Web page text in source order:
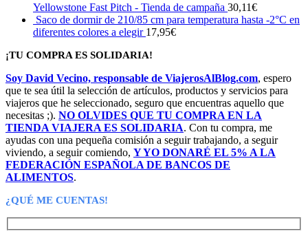
Yellowstone Fast Pitch - Tienda de campaña 30,11€
Saco de dormir de 210/85 cm para temperatura hasta -2°C en
diferentes colores a elegir 17,95€
¡TU COMPRA ES SOLIDARIA!
Soy David Vecino, responsable de ViajerosAlBlog.com, espero
que te sea útil la selección de artículos, productos y servicios para
viajeros que he seleccionado, seguro que encuentras aquello que
necesitas ;). NO OLVIDES QUE TU COMPRA EN LA
TIENDA VIAJERA ES SOLIDARIA. Con tu compra, me
ayudas con una pequeña comisión a seguir trabajando, a seguir
viviendo, a seguir comiendo, Y YO DONARÉ EL 5% A LA
FEDERACIÓN ESPAÑOLA DE BANCOS DE
ALIMENTOS.
¿QUÉ ME CUENTAS!